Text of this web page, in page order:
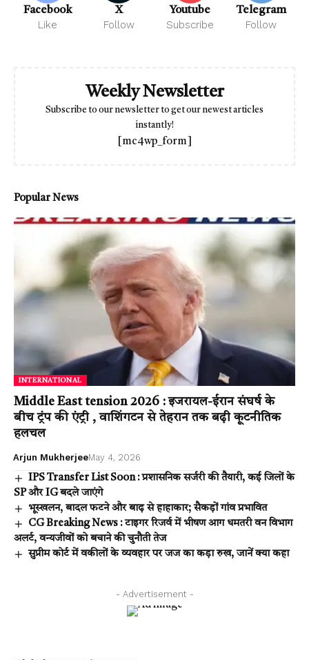
Facebook
Like
X
Follow
Youtube
Subscribe
Telegram
Follow
Weekly Newsletter
Subscribe to our newsletter to get our newest articles
instantly!
[mc4wp_form]
Popular News
INTERNATIONAL
Middle East tension 2026 : इजरायल-ईरान संघर्ष के
बीच ट्रंप की एंट्री , वाशिंगटन से तेहरान तक बढ़ी कूटनीतिक
हलचल
Arjun MukherjeeMay 4, 2026
IPS Transfer List Soon : प्रशासनिक सर्जरी की तैयारी, कई जिलों के
SP और IG बदले जाएंगे
भूस्खलन, बादल फटने और बाढ़ से हाहाकार; सैकड़ों गांव प्रभावित
CG Breaking News : टाइगर रिजर्व में भीषण आग धमतरी वन विभाग
अलर्ट, वन्यजीवों को बचाने की चुनौती तेज
सुप्रीम कोर्ट में वकीलों के व्यवहार पर जज का कड़ा रुख, जानें क्या कहा
- Advertisement -